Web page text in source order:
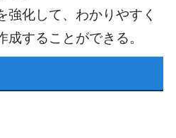
強化して、わかりやすく
成することができる。